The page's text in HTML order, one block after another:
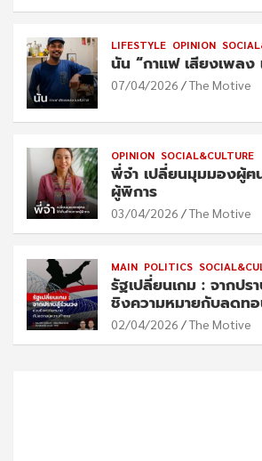
LIFESTYLE OPINION
นัน “กาแฟ เสียงเพลง
07/04/2026 The Motive
OPINION SOCIAL&CULTURE
พี่จ๋า เปลี่ยนมุมมองผู้ฅ
ผู้พิการ
03/04/2026 The Motive
MAIN POLITICS
รัฐเปลี่ยนเกม : จากป
ชิงความหมายกับลดทอ
02/04/2026 The Motive